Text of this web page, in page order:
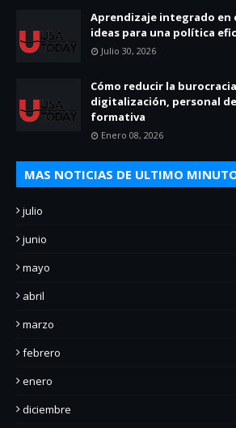
Aprendizaje integrado en
ideas para una política
Julio 30, 2026
Cómo reducir la
digitalización, personal
formativa
Enero 08, 2026
MAS NOTICIAS DE ULTIMO
julio
junio
mayo
abril
marzo
febrero
enero
diciembre